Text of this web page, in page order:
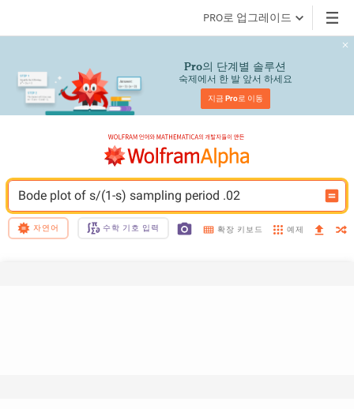
PRO로 업그레이드
Pro의 단계별 솔루션
숙제에서 한 발 앞서 하세요
지금 Pro로 이동
Bode plot of s/(1-s) sampling period .02
자연어 수학 기호 입력 확장 키보드 예제